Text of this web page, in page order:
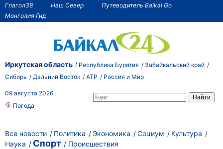
Глагол38 Наш Север
Путеводитель Baikal Go
Монголия Гид
Иркутская область Республика Бурятия
Забайкальский край
Сибирь
Дальний Восток АТР Россия и Мир
09 августа 2026
Погода
Все новости Политика Экономика Социум
Культура
Наука
Спорт Происшествия